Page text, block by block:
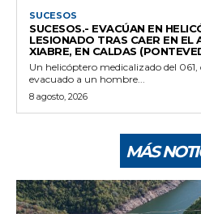
SUCESOS
SUCESOS.- EVACÚAN EN
LESIONADO TRAS CAER EN EL
XIABRE, EN CALDAS
Un helicóptero medicalizado del
evacuado a un hombre...
8 agosto, 2026
MÁS